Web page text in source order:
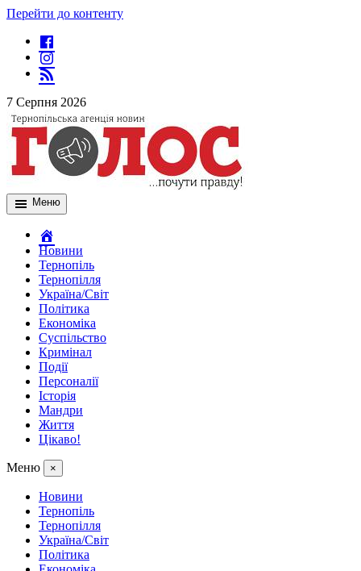
Перейти до контенту
7 Серпня 2026
Меню
Новини
Тернопіль
Тернопілля
Україна/Світ
Політика
Економіка
Суспільство
Кримінал
Події
Персоналії
Історія
Мандри
Життя
Цікаво!
Меню ×
Новини
Тернопіль
Тернопілля
Україна/Світ
Політика